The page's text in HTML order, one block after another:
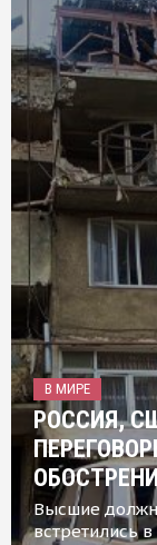
В МИРЕ
РОССИЯ,
Высшие
встретились